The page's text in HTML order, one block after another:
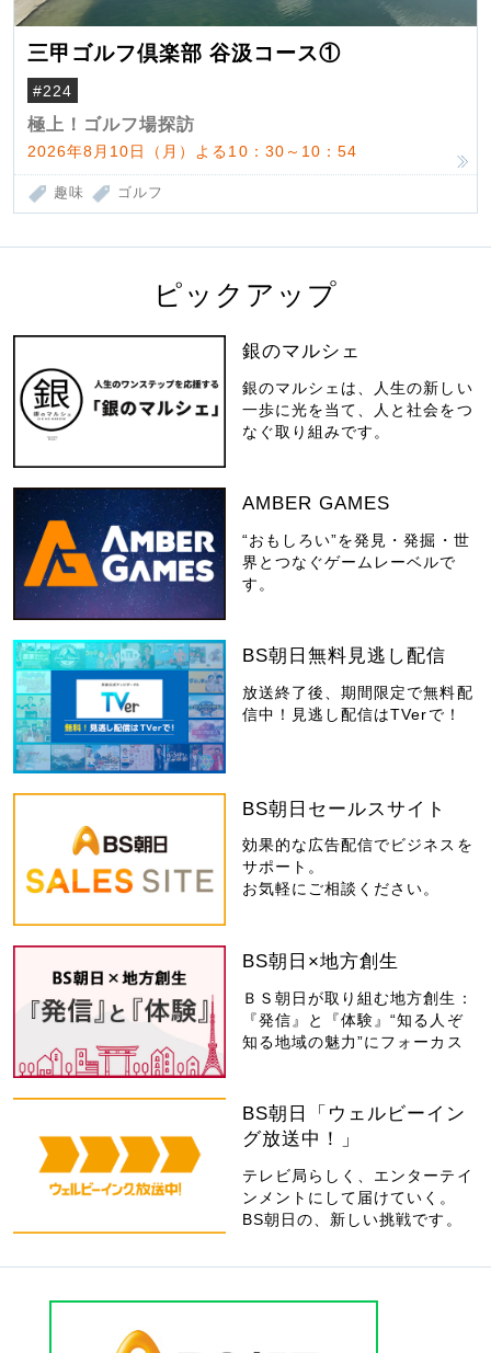
三甲ゴルフ倶楽部 谷汲コース①
#224
極上！ゴルフ場探訪
2026年8月10日（月）よる10：30～10：54
趣味 ゴルフ
ピックアップ
銀のマルシェ
銀のマルシェは、人生の新しい
一歩に光を当て、人と社会をつ
なぐ取り組みです。
AMBER GAMES
“おもしろい”を発見・発掘・世
界とつなぐゲームレーベルで
す。
BS朝日無料見逃し配信
放送終了後、期間限定で無料配
信中！見逃し配信はTVerで！
BS朝日セールスサイト
効果的な広告配信でビジネスを
サポート。
お気軽にご相談ください。
BS朝日×地方創生
ＢＳ朝日が取り組む地方創生：
『発信』と『体験』“知る人ぞ
知る地域の魅力”にフォーカス
BS朝日「ウェルビーイン
グ放送中！」
テレビ局らしく、エンターテイ
ンメントにして届けていく。
BS朝日の、新しい挑戦です。